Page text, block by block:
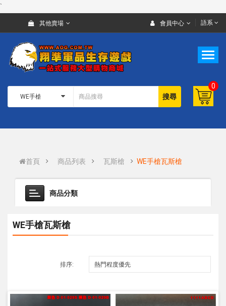
`
其他賣場 會員中心 語系
搜尋
0
首頁 商品列表 瓦斯槍 WE手槍瓦斯槍
商品分類
WE手槍瓦斯槍
排序: